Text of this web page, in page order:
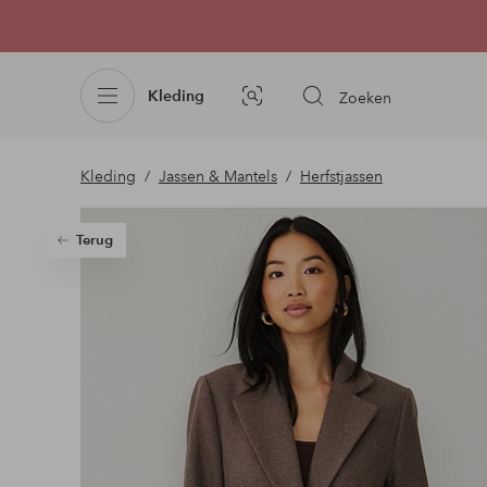
Kleding
Afbeelding
Zoeken
Kleding Jassen & Mantels Herfstjassen
Terug